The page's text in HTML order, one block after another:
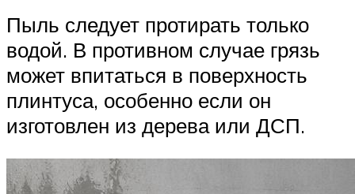
Пыль следует протирать только
водой. В противном случае грязь
может впитаться в поверхность
плинтуса, особенно если он
изготовлен из дерева или ДСП.